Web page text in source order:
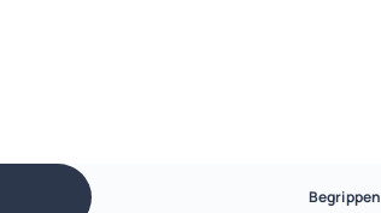
Begrippen